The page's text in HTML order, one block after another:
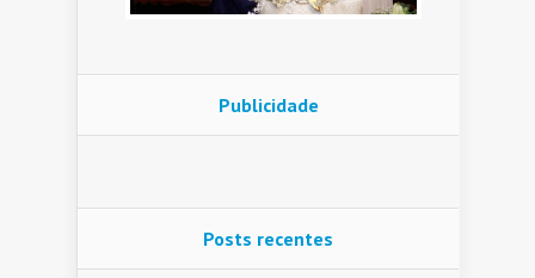
Publicidade
Posts recentes